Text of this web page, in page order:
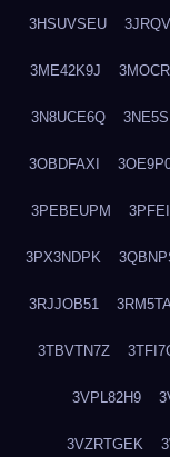
3HSUVSEU
3ME42K9J
3N8UCE6Q
3OBDFAXI
3PEBEUPM
3PX3NDPK
3RJJOB51
3TBVTN7Z
3VPL82H9
3VZRTGEK